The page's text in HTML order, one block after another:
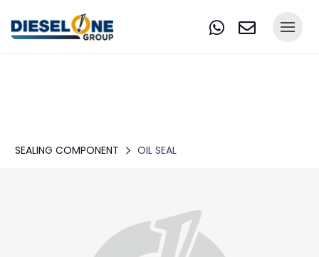
SEALING COMPONENT OIL SEAL